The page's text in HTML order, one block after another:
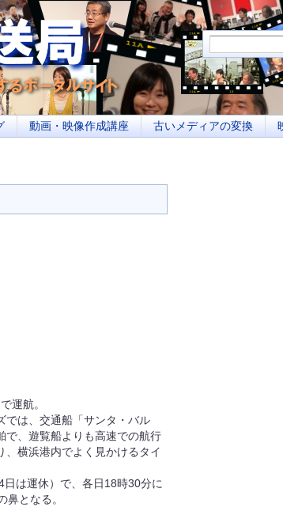
タルサイト あなたの街のイベント告知、若者参加への取り
動画・映像作成講座 古いメディアの変換
運航。
では、交通船「サンタ・バル
で、遊覧船よりも高速での航行
横浜港内でよく見かけるタイ
は運休）で、各日18時30分に
となる。